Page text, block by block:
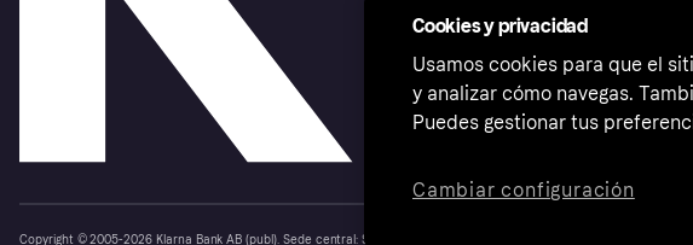
Copyright © 2005-2026 Klarna Bank AB (publ). Sede central: Stockholm, Sweden. Todos los derechos reservados. Klarna
Cookies y privacidad
Usamos cookies para que el
y analizar cómo navegas.
Puedes gestionar tus
Cambiar configuración